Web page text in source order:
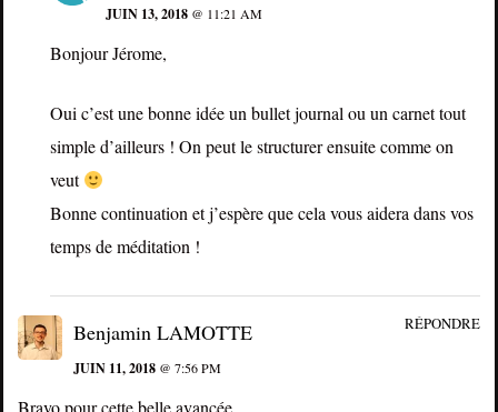
JUIN 13, 2018 @ 11:21 AM
Bonjour Jérome,
Oui c’est une bonne idée un bullet journal ou un carnet tout
simple d’ailleurs ! On peut le structurer ensuite comme on
veut
Bonne continuation et j’espère que cela vous aidera dans vos
temps de méditation !
Benjamin LAMOTTE
JUIN 11, 2018 @ 7:56 PM
Bravo pour cette belle avancée.
RÉPONDRE